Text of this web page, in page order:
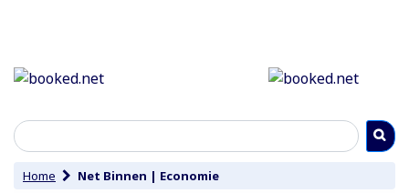
Home Net Binnen | Economie